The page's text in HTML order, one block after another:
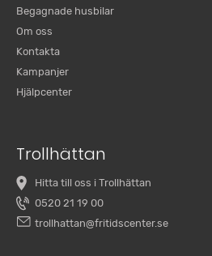
Begagnade husbilar
Om oss
Kontakta
Kampanjer
Hjälpcenter
Trollhättan
Hitta till oss i Trollhättan
0520 21 19 00
trollhattan@fritidscenter.se